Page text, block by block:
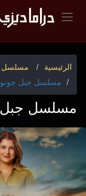
الرئيسية
مسلسل
مسلسل جبل جونول
مسلسل جبل